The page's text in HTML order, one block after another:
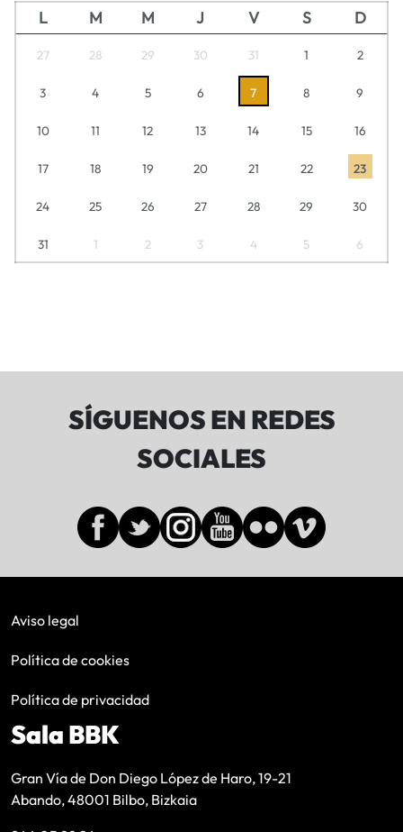
L M M J V S D
27 28 29 30 31 1 2
3 4 5 6 7 8 9
10 11 12 13 14 15 16
17 18 19 20 21 22 23
24 25 26 27 28 29 30
31 1 2 3 4 5 6
SÍGUENOS EN REDES
SOCIALES
Aviso legal
Política de cookies
Política de privacidad
Sala BBK
Gran Vía de Don Diego López de Haro, 19-21
Abando, 48001 Bilbo, Bizkaia